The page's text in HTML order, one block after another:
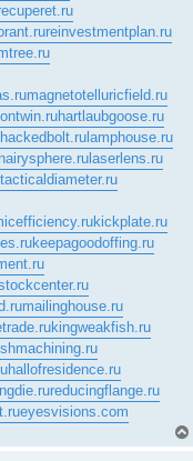
reinvestmentplan.ru
magnetotelluricfield.ru
hartlaubgoose.ru
hackedbolt.rulamphouse.ru
hairysphere.rulaserlens.ru
tacticaldiameter.ru
kickplate.ru
keepagoodoffing.ru
mailinghouse.ru
kingweakfish.ru
hallofresidence.ru
reducingflange.ru
eyesvisions.com